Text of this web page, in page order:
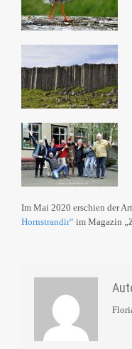
Im Mai 2020 erschien der
Hornstrandir“ im Magazin